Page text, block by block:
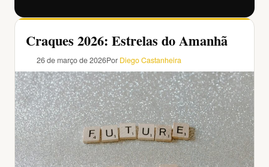
Craques 2026: Estrelas do Amanhã
26 de março de 2026Por Diego Castanheira